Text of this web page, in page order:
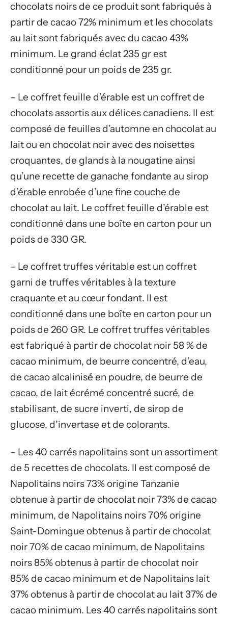
chocolats noirs de ce produit sont fabriqués à
partir de cacao 72% minimum et les chocolats
au lait sont fabriqués avec du cacao 43%
minimum. Le grand éclat 235 gr est
conditionné pour un poids de 235 gr.
– Le coffret feuille d’érable est un coffret de
chocolats assortis aux délices canadiens. Il est
composé de feuilles d’automne en chocolat au
lait ou en chocolat noir avec des noisettes
croquantes, de glands à la nougatine ainsi
qu’une recette de ganache fondante au sirop
d’érable enrobée d’une fine couche de
chocolat au lait. Le coffret feuille d’érable est
conditionné dans une boîte en carton pour un
poids de 330 GR.
– Le coffret truffes véritable est un coffret
garni de truffes véritables à la texture
craquante et au cœur fondant. Il est
conditionné dans une boîte en carton pour un
poids de 260 GR. Le coffret truffes véritables
est fabriqué à partir de chocolat noir 58 % de
cacao minimum, de beurre concentré, d’eau,
de cacao alcalinisé en poudre, de beurre de
cacao, de lait écrémé concentré sucré, de
stabilisant, de sucre inverti, de sirop de
glucose, d’invertase et de colorants.
– Les 40 carrés napolitains sont un assortiment
de 5 recettes de chocolats. Il est composé de
Napolitains noirs 73% origine Tanzanie
obtenue à partir de chocolat noir 73% de cacao
minimum, de Napolitains noirs 70% origine
Saint-Domingue obtenus à partir de chocolat
noir 70% de cacao minimum, de Napolitains
noirs 85% obtenus à partir de chocolat noir
85% de cacao minimum et de Napolitains lait
37% obtenus à partir de chocolat au lait 37% de
cacao minimum. Les 40 carrés napolitains sont